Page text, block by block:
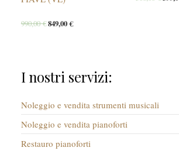
990,00€849,00€
I nostri servizi:
Noleggio e vendita strumenti musicali
Noleggio e vendita pianoforti
Restauro pianoforti